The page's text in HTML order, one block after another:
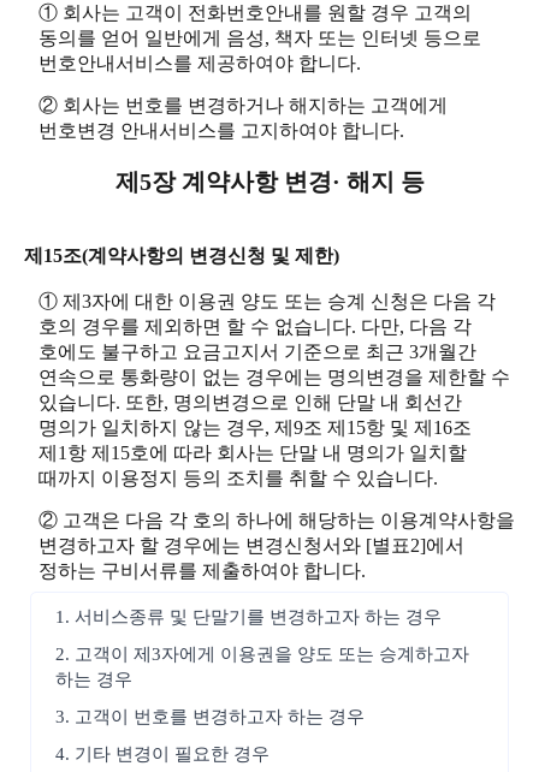
① 회사는 고객이 전화번호안내를 원할 경우 고객의
동의를 얻어 일반에게 음성, 책자 또는 인터넷 등으로
번호안내서비스를 제공하여야 합니다.
② 회사는 번호를 변경하거나 해지하는 고객에게
번호변경 안내서비스를 고지하여야 합니다.
제5장 계약사항 변경· 해지 등
제15조(계약사항의 변경신청 및 제한)
① 제3자에 대한 이용권 양도 또는 승계 신청은 다음 각
호의 경우를 제외하면 할 수 없습니다. 다만, 다음 각
호에도 불구하고 요금고지서 기준으로 최근 3개월간
연속으로 통화량이 없는 경우에는 명의변경을 제한할 수
있습니다. 또한, 명의변경으로 인해 단말 내 회선간
명의가 일치하지 않는 경우, 제9조 제15항 및 제16조
제1항 제15호에 따라 회사는 단말 내 명의가 일치할
때까지 이용정지 등의 조치를 취할 수 있습니다.
② 고객은 다음 각 호의 하나에 해당하는 이용계약사항을
변경하고자 할 경우에는 변경신청서와 [별표2]에서
정하는 구비서류를 제출하여야 합니다.
1. 서비스종류 및 단말기를 변경하고자 하는 경우
2. 고객이 제3자에게 이용권을 양도 또는 승계하고자
하는 경우
3. 고객이 번호를 변경하고자 하는 경우
4. 기타 변경이 필요한 경우